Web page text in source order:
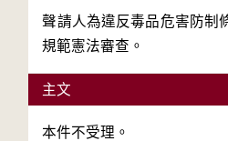
聲請人為違反毒品危害防制
規範憲法審查。
主文
本件不受理。